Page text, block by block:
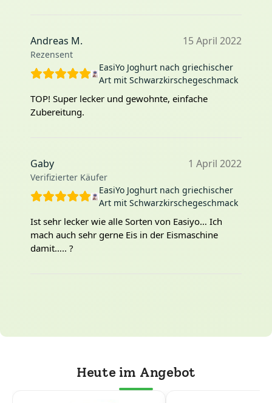
Andreas M.
Rezensent
15 April 2022
EasiYo Joghurt nach griechischer
Art mit Schwarzkirschegeschmack
TOP! Super lecker und gewohnte, einfache
Zubereitung.
Gaby
Verifizierter Käufer
1 April 2022
EasiYo Joghurt nach griechischer
Art mit Schwarzkirschegeschmack
Ist sehr lecker wie alle Sorten von Easiyo… Ich
mach auch sehr gerne Eis in der Eismaschine
damit….. ?
Heute im Angebot